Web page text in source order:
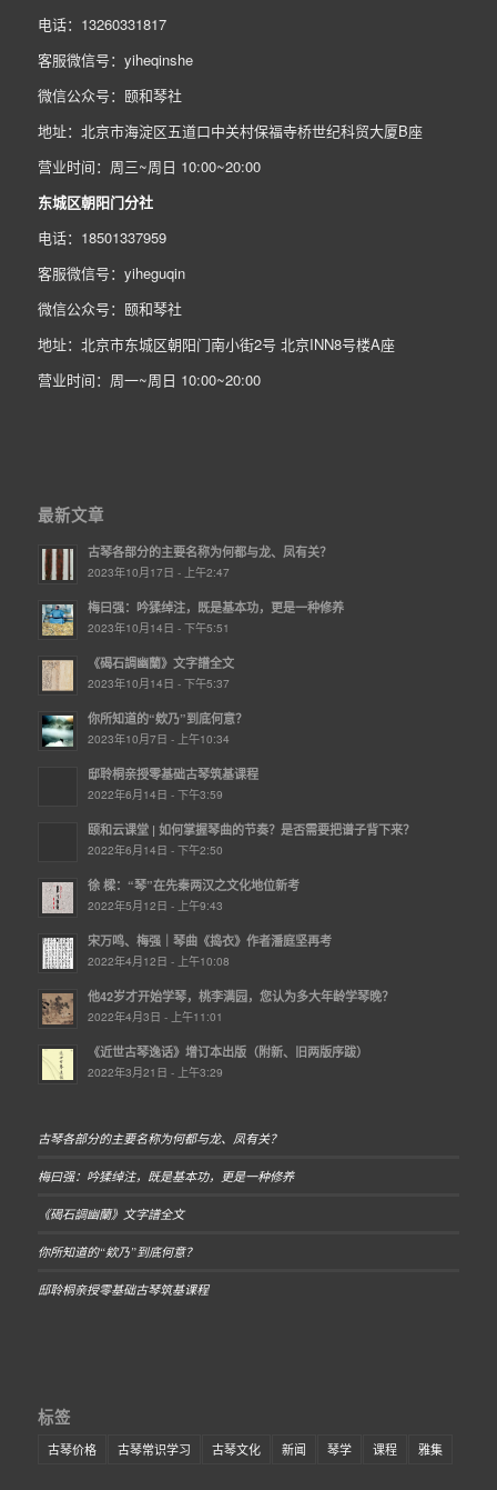
电话：13260331817
客服微信号：yiheqinshe
微信公众号：颐和琴社
地址：北京市海淀区五道口中关村保福寺桥世纪科贸大厦B座
营业时间：周三~周日 10:00~20:00
东城区朝阳门分社
电话：18501337959
客服微信号：yiheguqin
微信公众号：颐和琴社
地址：北京市东城区朝阳门南小街2号 北京INN8号楼A座
营业时间：周一~周日 10:00~20:00
最新文章
古琴各部分的主要名称为何都与龙、凤有关？
2023年10月17日 - 上午2:47
梅曰强：吟猱绰注，既是基本功，更是一种修养
2023年10月14日 - 下午5:51
《碣石調幽蘭》文字譜全文
2023年10月14日 - 下午5:37
你所知道的“欸乃”到底何意？
2023年10月7日 - 上午10:34
邸聆桐亲授零基础古琴筑基课程
2022年6月14日 - 下午3:59
颐和云课堂 | ​如何掌握琴曲的节奏？是否需要把谱子背下来？
2022年6月14日 - 下午2:50
徐 樑：“琴”在先秦两汉之文化地位新考
2022年5月12日 - 上午9:43
宋万鸣、梅强｜琴曲《捣衣》作者潘庭坚再考
2022年4月12日 - 上午10:08
他42岁才开始学琴，桃李满园，您认为多大年龄学琴晚？
2022年4月3日 - 上午11:01
《近世古琴逸话》增订本出版（附新、旧两版序跋）
2022年3月21日 - 上午3:29
古琴各部分的主要名称为何都与龙、凤有关？
梅曰强：吟猱绰注，既是基本功，更是一种修养
《碣石調幽蘭》文字譜全文
你所知道的“欸乃”到底何意？
邸聆桐亲授零基础古琴筑基课程
标签
古琴价格 古琴常识学习 古琴文化 新闻 琴学 课程 雅集